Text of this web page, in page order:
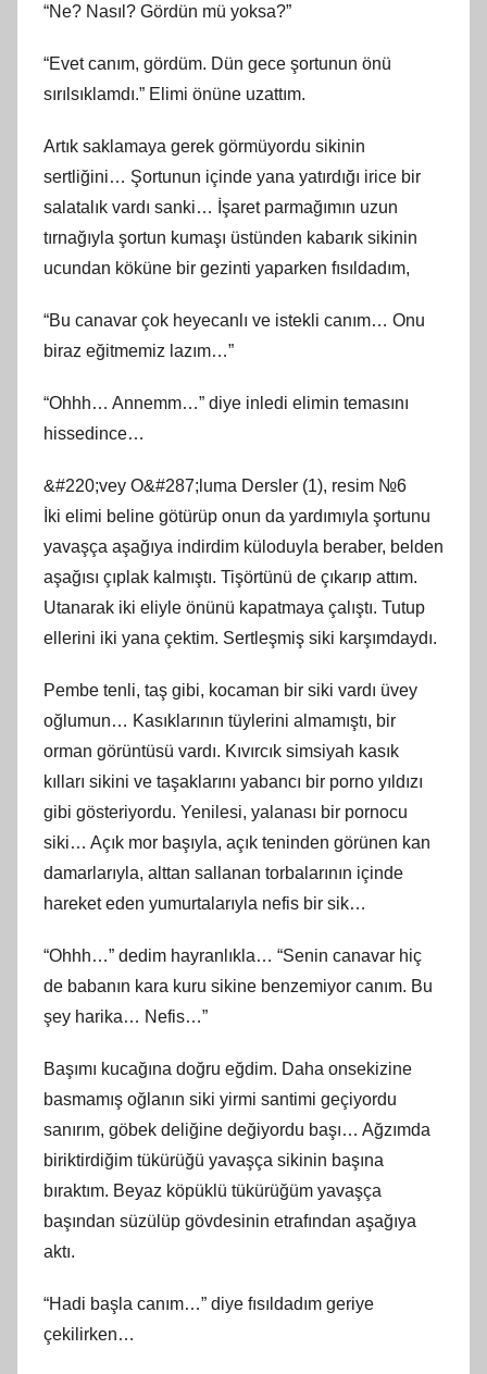
“Ne? Nasıl? Gördün mü yoksa?”
“Evet canım, gördüm. Dün gece şortunun önü
sırılsıklamdı.” Elimi önüne uzattım.
Artık saklamaya gerek görmüyordu sikinin
sertliğini… Şortunun içinde yana yatırdığı irice bir
salatalık vardı sanki… İşaret parmağımın uzun
tırnağıyla şortun kumaşı üstünden kabarık sikinin
ucundan köküne bir gezinti yaparken fısıldadım,
“Bu canavar çok heyecanlı ve istekli canım… Onu
biraz eğitmemiz lazım…”
“Ohhh… Annemm…” diye inledi elimin temasını
hissedince…
&#220;vey O&#287;luma Dersler (1), resim №6
İki elimi beline götürüp onun da yardımıyla şortunu
yavaşça aşağıya indirdim küloduyla beraber, belden
aşağısı çıplak kalmıştı. Tişörtünü de çıkarıp attım.
Utanarak iki eliyle önünü kapatmaya çalıştı. Tutup
ellerini iki yana çektim. Sertleşmiş siki karşımdaydı.
Pembe tenli, taş gibi, kocaman bir siki vardı üvey
oğlumun… Kasıklarının tüylerini almamıştı, bir
orman görüntüsü vardı. Kıvırcık simsiyah kasık
kılları sikini ve taşaklarını yabancı bir porno yıldızı
gibi gösteriyordu. Yenilesi, yalanası bir pornocu
siki… Açık mor başıyla, açık teninden görünen kan
damarlarıyla, alttan sallanan torbalarının içinde
hareket eden yumurtalarıyla nefis bir sik…
“Ohhh…” dedim hayranlıkla… “Senin canavar hiç
de babanın kara kuru sikine benzemiyor canım. Bu
şey harika… Nefis…”
Başımı kucağına doğru eğdim. Daha onsekizine
basmamış oğlanın siki yirmi santimi geçiyordu
sanırım, göbek deliğine değiyordu başı… Ağzımda
biriktirdiğim tükürüğü yavaşça sikinin başına
bıraktım. Beyaz köpüklü tükürüğüm yavaşça
başından süzülüp gövdesinin etrafından aşağıya
aktı.
“Hadi başla canım…” diye fısıldadım geriye
çekilirken…